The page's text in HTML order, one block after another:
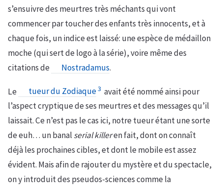
s’ensuivre des meurtres très méchants qui vont
commencer par toucher des enfants très innocents, et à
chaque fois, un indice est laissé: une espèce de médaillon
moche (qui sert de logo à la série), voire même des
citations de
Nostradamus.
Le tueur du Zodiaque3 avait été nommé ainsi pour
l’aspect cryptique de ses meurtres et des messages qu’il
laissait. Ce n’est pas le cas ici, notre tueur étant une sorte
de euh… un banal serial killeren fait, dont on connaît
déjà les prochaines cibles, et dont le mobile est assez
évident. Mais afin de rajouter du mystère et du spectacle,
on y introduit des pseudos-sciences comme la